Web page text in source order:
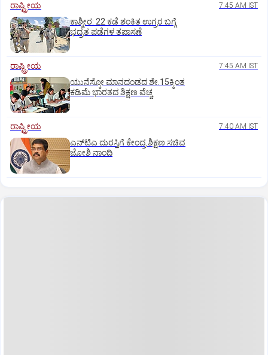
ರಾಷ್ಟ್ರೀಯ 7:45 AM IST
ಕಾಶ್ಮೀರ: 22 ಕಡೆ ಶಂಕಿತ ಉಗ್ರರ ಬಗ್ಗೆ
ಭದ್ರತ ಪಡೆಗಳ ತಪಾಸಣೆ
ರಾಷ್ಟ್ರೀಯ 7:45 AM IST
ಯುನೆಸ್ಕೋ ಮಾನದಂಡದ ಶೇ.15ಕ್ಕಿಂತ
ಕಡಿಮೆ ಭಾರತದ ಶಿಕ್ಷಣ ವೆಚ್ಚ
ರಾಷ್ಟ್ರೀಯ 7:40 AM IST
ಎನ್‌ಟಿಎ ದುರಸ್ತಿಗೆ ಕೇಂದ್ರ ಶಿಕ್ಷಣ ಸಚಿವ
ಜೋಶಿ ನಾಂದಿ